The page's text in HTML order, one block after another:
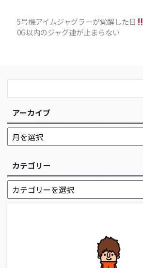
5号機アイムジャグラーが覚醒した日
0G以内のジャグ連が止まらない
アーカイブ
カテゴリー